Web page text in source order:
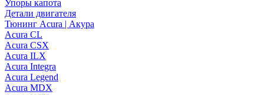
Упоры капота
Детали двигателя
Тюнинг Acura | Акура
Acura CL
Acura CSX
Acura ILX
Acura Integra
Acura Legend
Acura MDX